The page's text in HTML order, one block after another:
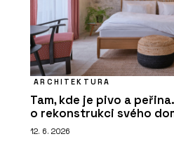
ARCHITEKTURA
Tam, kde je pivo a
o rekonstrukci svého
12. 6. 2026